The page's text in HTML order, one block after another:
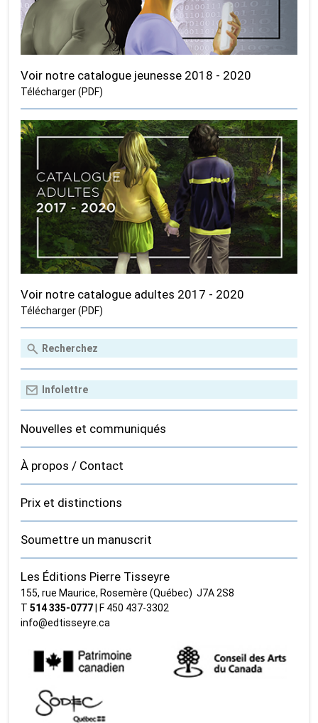
Voir notre catalogue jeunesse 2018 - 2020
Télécharger (PDF)
Voir notre catalogue adultes 2017 - 2020
Télécharger (PDF)
Nouvelles et communiqués
À propos / Contact
Prix et distinctions
Soumettre un manuscrit
Les Éditions Pierre Tisseyre
155, rue Maurice, Rosemère (Québec) J7A 2S8
T514 335‑0777 | F 450 437‑3302
info@edtisseyre.ca